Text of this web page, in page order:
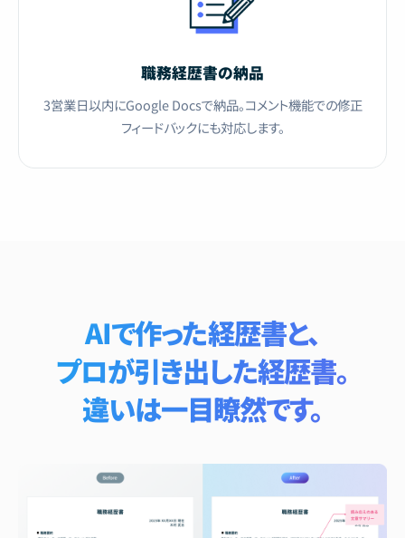
職務経歴書の納品
3営業日以内にGoogle Docsで納品。コメント機能での修正
フィードバックにも対応します。
AIで作った経歴書と、
プロが引き出した経歴書。
違いは一目瞭然です。